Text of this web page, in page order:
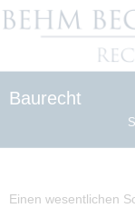
Baurecht
Einen wesentlichen